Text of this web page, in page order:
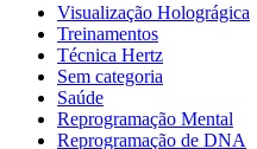
Visualização Holográgica
Treinamentos
Técnica Hertz
Sem categoria
Saúde
Reprogramação Mental
Reprogramação de DNA